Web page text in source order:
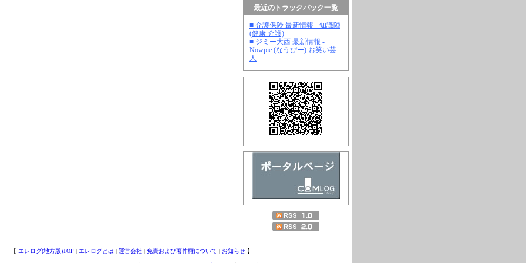
最近のトラックバック一覧
■ 介護保険 最新情報 - 知識陣
(健康 介護)
■ ジミー大西 最新情報 -
Nowpie (なうぴー) お笑い芸
人
【 エレログ(地方版)TOP | エレログとは | 運営会社| 免責および著作権について | お知らせ】